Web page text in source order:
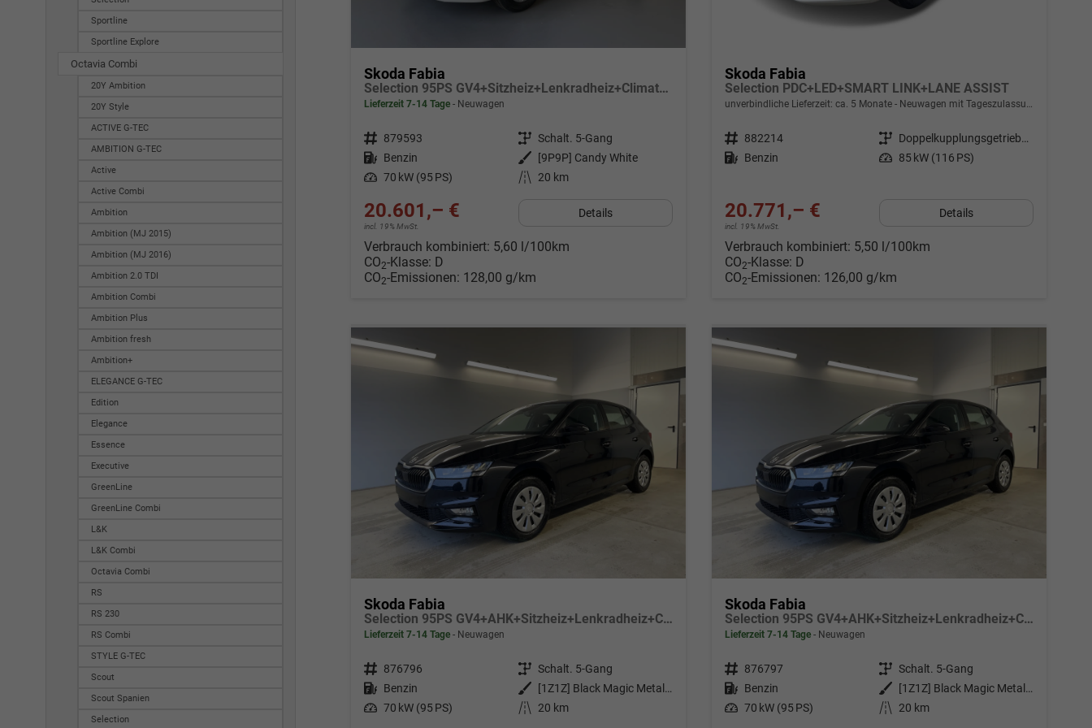
Skoda Fabia
Selection 95PS GV4+Sitzheiz+Lenkradheiz+Climatronic+Sunset+AppConnect+PDC
Lieferzeit 7-14 Tage Neuwagen
Fahrzeugnr. 879593 Getriebe Schalt. 5-Gang
Kraftstoff Benzin Außenfarbe
[9P9P] Candy White
Leistung 70 kW (95 PS) Kilometerstand 20 km
20.601,– €
incl. 19% MwSt.
Details
Verbrauch kombiniert: 5,60 l/100km
CO2-Klasse: D
CO2-Emissionen: 128,00 g/km
Skoda Fabia
Selection PDC+LED+SMART LINK+LANE ASSIST
unverbindliche Lieferzeit: ca. 5 Monate Neuwagen mit Tageszulassung
Fahrzeugnr. 882214 Getriebe
Doppelkupplungsgetriebe (DSG)
Kraftstoff Benzin Leistung 85 kW (116 PS)
20.771,– €
incl. 19% MwSt.
Details
Verbrauch kombiniert: 5,50 l/100km
CO2-Klasse: D
CO2-Emissionen: 126,00 g/km
Skoda Fabia
Selection 95PS GV4+AHK+Sitzheiz+Lenkradheiz+Climatronic+Tempomat+PDC
Lieferzeit 7-14 Tage Neuwagen
Fahrzeugnr. 876796 Getriebe Schalt. 5-Gang
Kraftstoff Benzin Außenfarbe
[1Z1Z] Black Magic Metallic
Leistung 70 kW (95 PS) Kilometerstand 20 km
Skoda Fabia
Selection 95PS GV4+AHK+Sitzheiz+Lenkradheiz+Climatronic+Tempomat+PDC
Lieferzeit 7-14 Tage Neuwagen
Fahrzeugnr. 876797 Getriebe Schalt. 5-Gang
Kraftstoff Benzin Außenfarbe
[1Z1Z] Black Magic Metallic
Leistung 70 kW (95 PS) Kilometerstand 20 km
Sportline
Sportline Explore
Octavia Combi
20Y Ambition
20Y Style
ACTIVE G-TEC
AMBITION G-TEC
Active
Active Combi
Ambition
Ambition (MJ 2015)
Ambition (MJ 2016)
Ambition 2.0 TDI
Ambition Combi
Ambition Plus
Ambition fresh
Ambition+
ELEGANCE G-TEC
Edition
Elegance
Essence
Executive
GreenLine
GreenLine Combi
L&K
L&K Combi
Octavia Combi
RS
RS 230
RS Combi
STYLE G-TEC
Scout
Scout Spanien
Selection